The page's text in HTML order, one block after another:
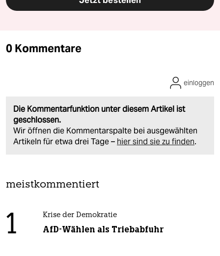
0 Kommentare
Die Kommentarfunktion unter diesem Artikel ist
geschlossen.
Wir öffnen die Kommentarspalte bei ausgewählten
Artikeln für etwa drei Tage – hier sind sie zu finden.
einloggen
meistkommentiert
1 Krise der Demokratie
AfD-Wählen als Triebabfuhr